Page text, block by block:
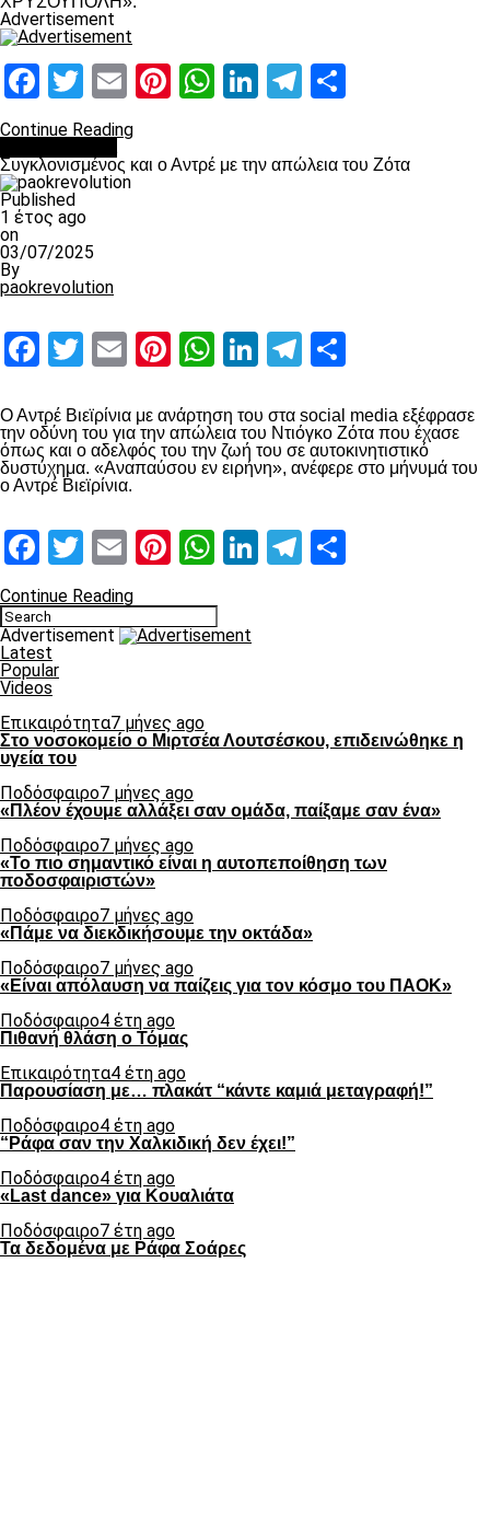
Advertisement
Facebook
Twitter
EmailPinterest
WhatsApp
LinkedIn
Telegram
Continue Reading
Συγκλονισμένος και ο Αντρέ με την απώλεια του Ζότα
Published
1 έτος ago
on
03/07/2025
By
paokrevolution
Facebook
Twitter
EmailPinterest
WhatsApp
LinkedIn
Telegram
Ο Αντρέ Βιεϊρίνια με ανάρτηση του στα social media εξέφρασε
την οδύνη του για την απώλεια του Ντιόγκο Ζότα που έχασε
όπως και ο αδελφός του την ζωή του σε αυτοκινητιστικό
δυστύχημα. «Αναπαύσου εν ειρήνη», ανέφερε στο μήνυμά του
ο Αντρέ Βιεϊρίνια.
Facebook
Twitter
EmailPinterest
WhatsApp
LinkedIn
Telegram
Continue Reading
Advertisement
Latest
Popular
Videos
Επικαιρότητα7 μήνες ago
Στο νοσοκομείο ο Μιρτσέα Λουτσέσκου, επιδεινώθηκε η
υγεία του
Ποδόσφαιρο7 μήνες ago
«Πλέον έχουμε αλλάξει σαν ομάδα, παίξαμε σαν ένα»
Ποδόσφαιρο7 μήνες ago
«Το πιο σημαντικό είναι η αυτοπεποίθηση των
ποδοσφαιριστών»
Ποδόσφαιρο7 μήνες ago
«Πάμε να διεκδικήσουμε την οκτάδα»
Ποδόσφαιρο7 μήνες ago
«Είναι απόλαυση να παίζεις για τον κόσμο του ΠΑΟΚ»
Ποδόσφαιρο4 έτη ago
Πιθανή θλάση ο Τόμας
Επικαιρότητα4 έτη ago
Παρουσίαση με… πλακάτ “κάντε καμιά μεταγραφή!”
Ποδόσφαιρο4 έτη ago
“Ράφα σαν την Χαλκιδική δεν έχει!”
Ποδόσφαιρο4 έτη ago
«Last dance» για Κουαλιάτα
Ποδόσφαιρο7 έτη ago
Τα δεδομένα με Ράφα Σοάρες